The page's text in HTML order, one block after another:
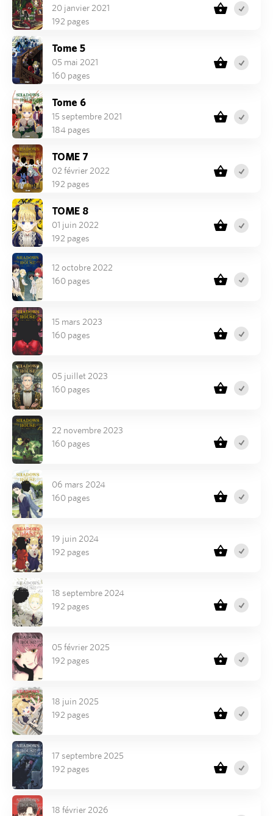
20 janvier 2021
192 pages
Tome 5
05 mai 2021
160 pages
Tome 6
15 septembre 2021
184 pages
TOME 7
02 février 2022
192 pages
TOME 8
01 juin 2022
192 pages
12 octobre 2022
160 pages
15 mars 2023
160 pages
05 juillet 2023
160 pages
22 novembre 2023
160 pages
06 mars 2024
160 pages
19 juin 2024
192 pages
18 septembre 2024
192 pages
05 février 2025
192 pages
18 juin 2025
192 pages
17 septembre 2025
192 pages
18 février 2026